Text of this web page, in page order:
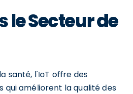
le Secteur de
santé, l'IoT offre des
qui améliorent la qualité des